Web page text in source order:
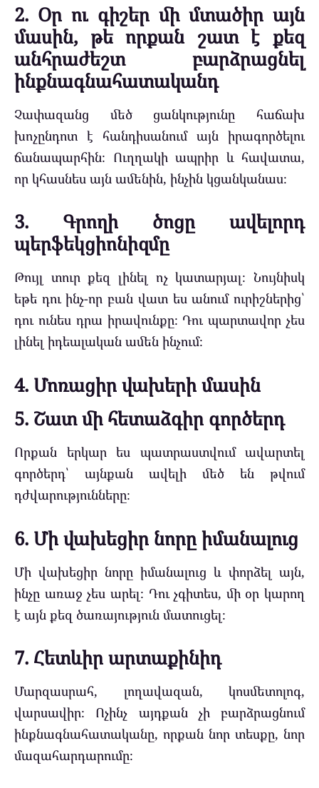
2. Օր ու գիշեր մի մտածիր այն
մասին, թե որքան շատ է քեզ
անհրաժեշտ բարձրացնել
ինքնագնահատականդ
Չափազանց մեծ ցանկությունը հաճախ
խոչընդոտ է հանդիսանում այն իրագործելու
ճանապարհին։ Ուղղակի ապրիր և հավատա,
որ կհասնես այն ամենին, ինչին կցանկանաս։
3. Գրողի ծոցը ավելորդ
պերֆեկցիոնիզմը
Թույլ տուր քեզ լինել ոչ կատարյալ։ Նույնիսկ
եթե դու ինչ-որ բան վատ ես անում ուրիշներից՝
դու ունես դրա իրավունքը։ Դու պարտավոր չես
լինել իդեալական ամեն ինչում։
4. Մոռացիր վախերի մասին
5. Շատ մի հետաձգիր գործերդ
Որքան երկար ես պատրաստվում ավարտել
գործերդ՝ այնքան ավելի մեծ են թվում
դժվարությունները։
6. Մի վախեցիր նորը իմանալուց
Մի վախեցիր նորը իմանալուց և փորձել այն,
ինչը առաջ չես արել։ Դու չգիտես, մի օր կարող
է այն քեզ ծառայություն մատուցել։
7. Հետևիր արտաքինիդ
Մարզասրահ, լողավազան, կոսմետոլոգ,
վարսավիր։ Ոչինչ այդքան չի բարձրացնում
ինքնագնահատականը, որքան նոր տեսքը, նոր
մազահարդարումը։